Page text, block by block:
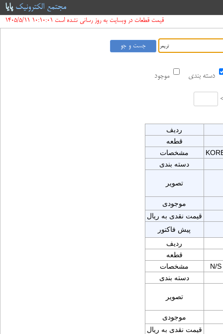
مجتمع الکترونیکپایا
قیمت قطعات در وبسایت به روز رسانی نشده است 10:10:01 1405/5/11
موجود دسته بندی
ردیف
قطعه
مشخصات
دسته بندی
تصویر
موجودی
قیمت نقدی به ریال
پیش فاکتور
ردیف
قطعه
مشخصات
N/
دسته بندی
تصویر
موجودی
قیمت نقدی به ریال